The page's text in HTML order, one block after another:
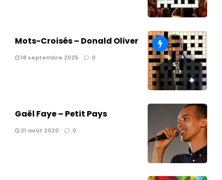
Mots-Croisés – Donald Oliver
18 septembre 2025 0
Gaël Faye – Petit Pays
21 août 2020 0